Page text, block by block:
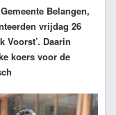
Belangen,
vrijdag 26
Voorst’. Daarin
koers voor de